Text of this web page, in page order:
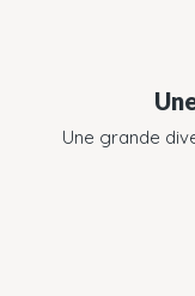
Une grande